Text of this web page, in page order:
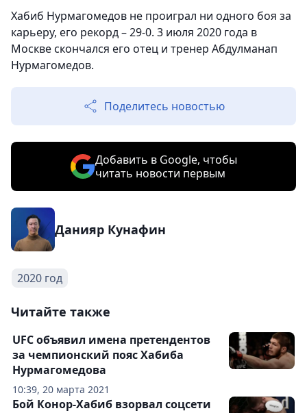
Хабиб Нурмагомедов не проиграл ни одного боя за
карьеру, его рекорд – 29-0. 3 июля 2020 года в
Москве скончался его отец и тренер Абдулманап
Нурмагомедов.
Поделитесь новостью
Добавить в Google, чтобы
читать новости первым
Данияр Кунафин
2020 год
Читайте также
10:39, 20 марта 2021
UFC объявил имена претендентов
за чемпионский пояс Хабиба
Нурмагомедова
Бой Конор-Хабиб взорвал соцсети